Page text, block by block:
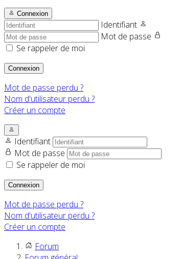
Connexion
Identifiant
Mot de passe
Se rappeler de moi
Connexion
Mot de passe perdu ?
Nom d'utilisateur perdu ?
Créer un compte
Identifiant
Mot de passe
Se rappeler de moi
Connexion
Mot de passe perdu ?
Nom d'utilisateur perdu ?
Créer un compte
Forum